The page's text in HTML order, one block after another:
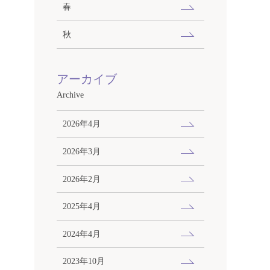
春
秋
アーカイブ
Archive
2026年4月
2026年3月
2026年2月
2025年4月
2024年4月
2023年10月